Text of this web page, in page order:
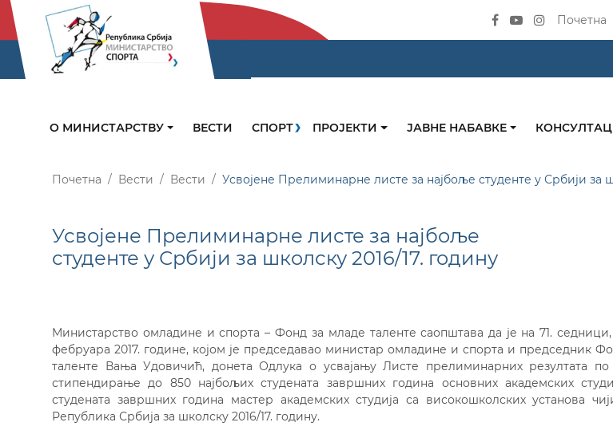
Почетна
О МИНИСТАРСТВУ ВЕСТИ СПОРТ ПРОЈЕКТИ ЈАВНЕ НАБАВКЕ
Почетна Вести Вести Усвојене Прелиминарне листе за најбоље студенте у Србији за
Усвојене Прелиминарне листе за најбоље
студенте у Србији за школску 2016/17. годину
Министарство омладине и спорта – Фонд за младе таленте саопштава да je на 71. седници,
фебруара 2017. године, којом је председавао министар омладине и спорта и председник
таленте Вања Удовичић, донета Одлука о усвајању Листе прелиминарних резултата по
стипендирање до 850 најбољих студената завршних година основних академских
студената завршних година мастер академских студија са високошколских установа
Република Србија за школску 2016/17. годину.